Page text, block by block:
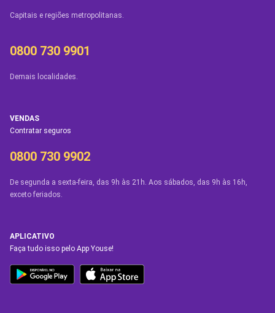
Capitais e regiões metropolitanas.
0800 730 9901
Demais localidades.
VENDAS
Contratar seguros
0800 730 9902
De segunda a sexta-feira, das 9h às 21h. Aos sábados, das 9h às 16h,
exceto feriados.
APLICATIVO
Faça tudo isso pelo App Youse!